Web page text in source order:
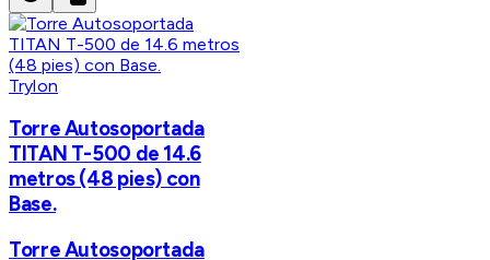
Trylon
Torre Autosoportada
TITAN T-500 de 14.6
metros (48 pies) con
Base.
Torre Autosoportada